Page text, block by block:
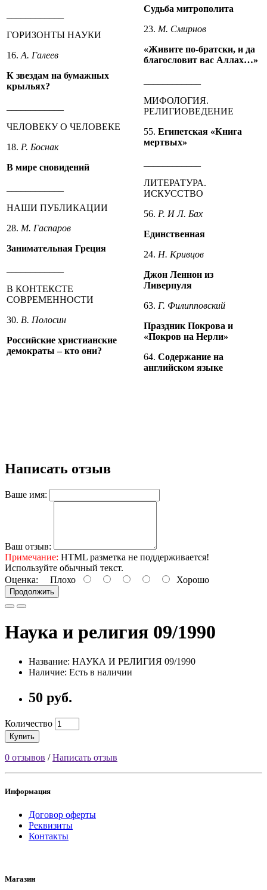
ГОРИЗОНТЫ НАУКИ
16. А. Галеев
К звездам на бумажных
крыльях?
ЧЕЛОВЕКУ О ЧЕЛОВЕКЕ
18. Р. Боснак
В мире сновидений
НАШИ ПУБЛИКАЦИИ
28. М. Гаспаров
Занимательная Греция
В КОНТЕКСТЕ
СОВРЕМЕННОСТИ
30. В. Полосин
Российские христианские
демократы – кто они?
Судьба митрополита
23. М. Смирнов
«Живите по-братски, и да
благословит вас Аллах…»
МИФОЛОГИЯ.
РЕЛИГИОВЕДЕНИЕ
55. Египетская «Книга
мертвых»
ЛИТЕРАТУРА.
ИСКУССТВО
56. Р. И Л. Бах
Единственная
24. Н. Кривцов
Джон Леннон из
Ливерпуля
63. Г. Филипповский
Праздник Покрова и
«Покров на Нерли»
64. Содержание на
английском языке
Написать отзыв
Ваше имя:
Ваш отзыв:
Примечание: HTML разметка не поддерживается!
Используйте обычный текст.
Оценка: Плохо Хорошо
Продолжить
Наука и религия 09/1990
Название: НАУКА И РЕЛИГИЯ 09/1990
Наличие: Есть в наличии
50 руб.
Количество
Купить
0 отзывов /Написать отзыв
Информация
Договор оферты
Реквизиты
Контакты
Магазин